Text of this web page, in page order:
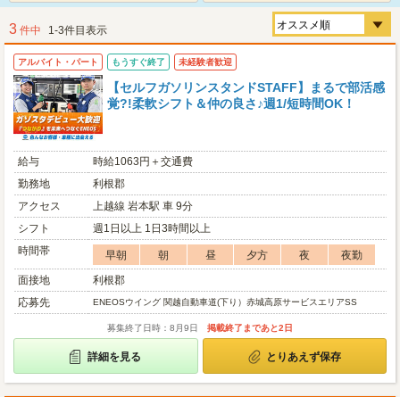
3 件中 1-3件目表示
アルバイト・パート もうすぐ終了 未経験者歓迎
【セルフガソリンスタンドSTAFF】まるで部活感
覚?!柔軟シフト＆仲の良さ♪週1/短時間OK！
給与
時給1063円＋交通費
勤務地
利根郡
アクセス
上越線 岩本駅 車 9分
シフト
週1日以上 1日3時間以上
時間帯
早朝 朝 昼 夕方 夜
夜勤
面接地
利根郡
応募先
ENEOSウイング 関越自動車道(下り）赤城高原サービスエリアSS
募集終了日時：8月9日 掲載終了まであと2日
詳細を見る とりあえず保存